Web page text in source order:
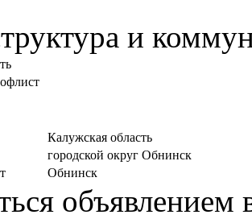
и
Калужская область
городской округ Обнинск
Обнинск
объявлением